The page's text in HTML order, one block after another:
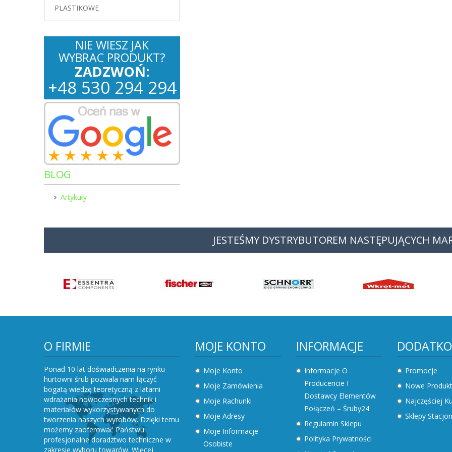
PLASTIKOWE
NIE WIESZ JAK
WYBRAC PRODUKT?
ZADZWOŃ:
+48 530 294 294
BLOG
Artykuły
JESTEŚMY DYSTRYBUTOREM NASTĘPUJĄCYCH
O FIRMIE
Ponad 10 lat doświadczenia na rynku
hurtowni śrub pozwala nam łączyć
bogatą wiedzę teoretyczną z latami
wdrażania nowoczesnych technik i
materiałów wykorzystywanych do
tworzenia naszych wyrobów. Dzięki temu
możemy zaoferować Państwu
profesjonalne doradztwo techniczne w
zakresie wyboru towarów. Więcej
MOJE KONTO
Moje Konto
Moje Zamówienia
Moje Rachunki
Moje Adresy
Moje Informacje
Osobiste
INFORMACJE
Informacje O
Producencie I
Dostawcy Elementów
Połączeń – Śruby24
Regulamin Sklepu
Polityka Prywatności
Promocje
Nowe
Najczęściej
Sklepy